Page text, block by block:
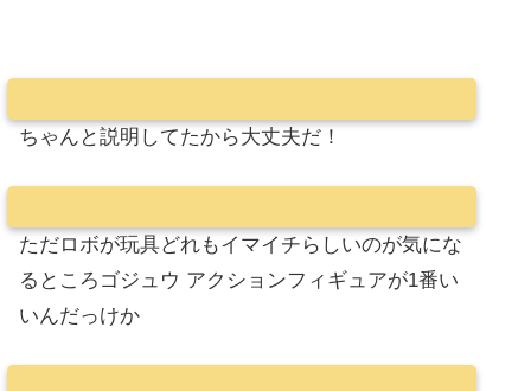
ちゃんと説明してたから大丈夫だ！
ただロボが玩具どれもイマイチらしいのが気にな
るところゴジュウ アクションフィギュアが1番い
いんだっけか